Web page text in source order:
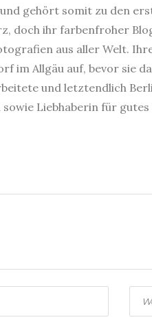
gehört somit zu den
doch ihr farbenfroher
aus aller Welt.
im Allgäu auf, bevor sie
und letztendlich
Liebhaberin für gutes